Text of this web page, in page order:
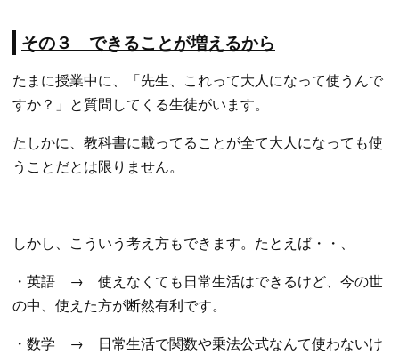
その３ できることが増えるから
たまに授業中に、「先生、これって大人になって使うんで
すか？」と質問してくる生徒がいます。
たしかに、教科書に載ってることが全て大人になっても使
うことだとは限りません。
しかし、こういう考え方もできます。たとえば・・、
・英語 → 使えなくても日常生活はできるけど、今の世
の中、使えた方が断然有利です。
・数学 → 日常生活で関数や乗法公式なんて使わないけ